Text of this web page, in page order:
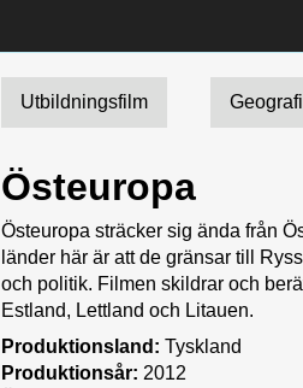
Utbildningsfilm Geografi
Östeuropa
Östeuropa sträcker sig ända från
länder här är att de gränsar till
och politik. Filmen skildrar och
Estland, Lettland och Litauen.
Produktionsland: Tyskland
Produktionsår: 2012